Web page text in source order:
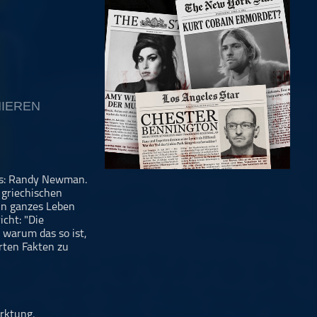
Randy Newman.
ganzes Leben
"Die
das so ist,
Fakten zu